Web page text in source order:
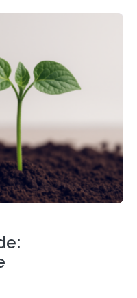
sich in
Es konnte als neue
werden und trägt
Dieser erste
in Bernstein
einer
dar, denn…